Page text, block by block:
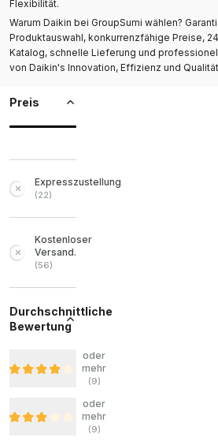
Flexibilität.
Warum Daikin bei GroupSumi wählen?
Produktauswahl, konkurrenzfähige Preise,
Katalog, schnelle Lieferung und
von Daikin's Innovation, Effizienz und
Preis
Expresszustellung
(22)
Kostenloser
Versand.
(56)
Durchschnittliche
Bewertung
oder
mehr
(9)
oder
mehr
(9)